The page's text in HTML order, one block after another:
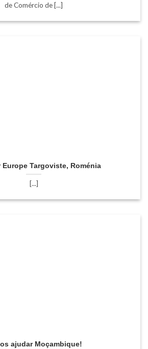
de Comércio de [...]
Europe Targoviste, Roménia
[...]
ajudar Moçambique!